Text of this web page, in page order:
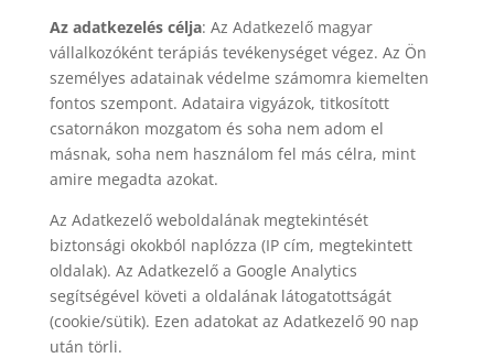
Az adatkezelés célja: Az Adatkezelő magyar
vállalkozóként terápiás tevékenységet végez. Az Ön
személyes adatainak védelme számomra kiemelten
fontos szempont. Adataira vigyázok, titkosított
csatornákon mozgatom és soha nem adom el
másnak, soha nem használom fel más célra, mint
amire megadta azokat.
Az Adatkezelő weboldalának megtekintését
biztonsági okokból naplózza (IP cím, megtekintett
oldalak). Az Adatkezelő a Google Analytics
segítségével követi a oldalának látogatottságát
(cookie/sütik). Ezen adatokat az Adatkezelő 90 nap
után törli.